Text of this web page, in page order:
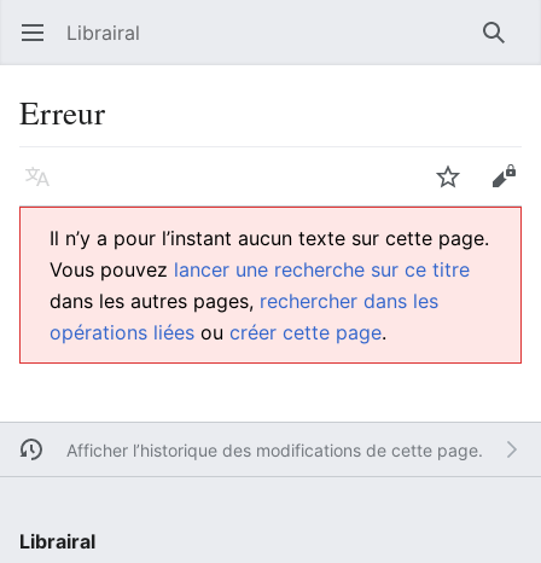
Ouvrir le menu principal Librairal
Erreur
Langue Suivre
Il n’y a pour l’instant aucun texte sur cette page.
Vous pouvez lancer une recherche sur ce titre
dans les autres pages, rechercher dans les
opérations liées ou créer cette page.
Afficher l’historique des modifications de cette page.
Librairal